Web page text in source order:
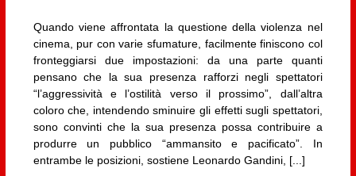
Quando viene affrontata la questione della violenza nel
cinema, pur con varie sfumature, facilmente finiscono col
fronteggiarsi due impostazioni: da una parte quanti
pensano che la sua presenza rafforzi negli spettatori
“l’aggressività e l’ostilità verso il prossimo”, dall’altra
coloro che, intendendo sminuire gli effetti sugli spettatori,
sono convinti che la sua presenza possa contribuire a
produrre un pubblico “ammansito e pacificato”. In
entrambe le posizioni, sostiene Leonardo Gandini, [...]